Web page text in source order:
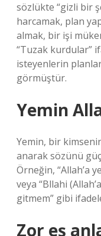
sözlükte “gizli bir
harcamak, plan
almak, bir işi
“Tuzak kurdular”
isteyenlerin
görmüştür.
Yemin
Yemin, bir kimsenin
anarak sözünü
Örneğin, “Allah’a
veya “Bllahi
gitmem” gibi
Zor eş